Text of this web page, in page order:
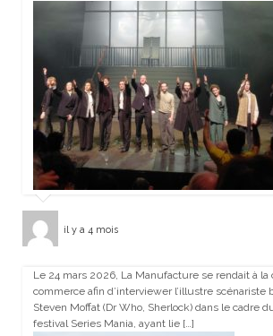
il y a 4 mois
Le 24 mars 2026, La Manufacture se rendait à la
commerce afin d’interviewer l’illustre scénariste
Steven Moffat (Dr Who, Sherlock) dans le cadre
festival Series Mania, ayant lie […]